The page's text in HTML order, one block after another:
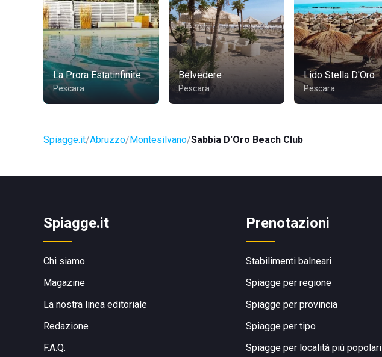
La Prora Estatinfinite
Pescara
Belvedere
Pescara
Lido Stella D'Oro
Pescara
Spiagge.it Abruzzo Montesilvano Sabbia D'Oro Beach Club
Spiagge.it
Chi siamo
Magazine
La nostra linea editoriale
Redazione
F.A.Q.
Prenotazioni
Stabilimenti balneari
Spiagge per regione
Spiagge per provincia
Spiagge per tipo
Spiagge per località più popolari